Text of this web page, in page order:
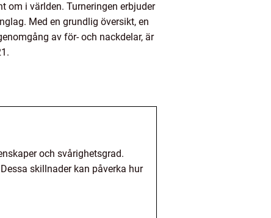
om i världen. Turneringen erbjuder
Med en grundlig översikt, en
av för- och nackdelar, är
och svårighetsgrad.
skillnader kan påverka hur